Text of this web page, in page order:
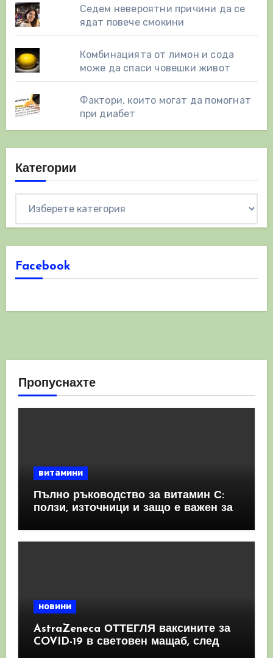
Седем невероятни причини да се
ядат повече смокини
Комбинацията от лимон и сода
може да спаси човешки живот
Фактори, които могат да помогнат
при диабет
Категории
Facebook
Пропуснахте
витамини
Пълно ръководство за витамин С:
ползи, източници и защо е важен за
новини
AstraZeneca ОТТЕГЛЯ ваксините за
COVID-19 в световен мащаб, след